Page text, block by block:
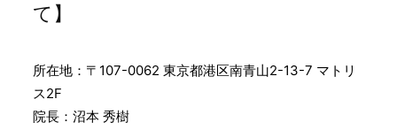
て】
所在地：〒107-0062 東京都港区南青山2-13-7 マトリ
ス2F
院長：沼本 秀樹